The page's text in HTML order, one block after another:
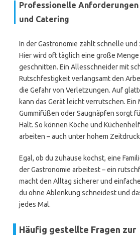
Professionelle Anforderungen
und Catering
In der Gastronomie zählt schnelle
Hier wird oft täglich eine große
geschnitten. Ein Allesschneider mit
Rutschfestigkeit verlangsamt den
die Gefahr von Verletzungen. Auf
kann das Gerät leicht verrutschen.
Gummifüßen oder Saugnäpfen sorgt
Halt. So können Köche und
arbeiten – auch unter hohem
Egal, ob du zuhause kochst, eine
der Gastronomie arbeitest – ein
macht den Alltag sicherer und
du ohne Ablenkung schneidest und
jedes Mal.
Häufig gestellte Fragen zur